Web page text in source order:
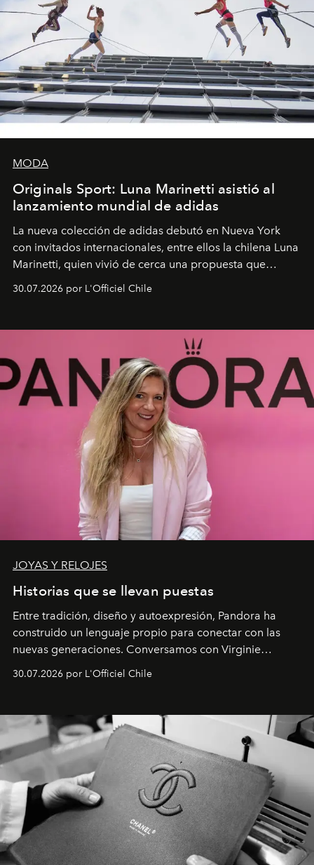
MODA
Originals Sport: Luna Marinetti asistió al
lanzamiento mundial de adidas
La nueva colección de adidas debutó en Nueva York
con invitados internacionales, entre ellos la chilena Luna
Marinetti, quien vivió de cerca una propuesta que
fusiona moda y rendimiento.
30.07.2026 por L'Officiel Chile
JOYAS Y RELOJES
Historias que se llevan puestas
Entre tradición, diseño y autoexpresión, Pandora ha
construido un lenguaje propio para conectar con las
nuevas generaciones. Conversamos con Virginie
Dubray, la responsable de marketing para
Latinoamérica, sobre identidad, cultura y el valor
30.07.2026 por L'Officiel Chile